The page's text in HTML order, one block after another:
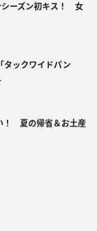
シーズン初キス！ 女
ックワイドパン
！ 夏の帰省＆お土産